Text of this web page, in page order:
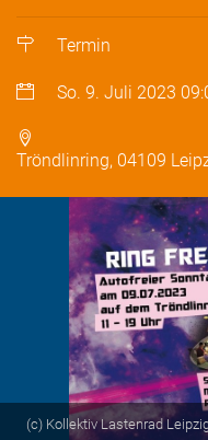
Termin
So. 9. Juli 2023
Tröndlinring, 04109
(c) Kollektiv Lastenrad